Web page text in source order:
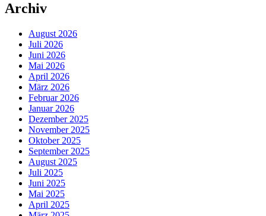
Archiv
August 2026
Juli 2026
Juni 2026
Mai 2026
April 2026
März 2026
Februar 2026
Januar 2026
Dezember 2025
November 2025
Oktober 2025
September 2025
August 2025
Juli 2025
Juni 2025
Mai 2025
April 2025